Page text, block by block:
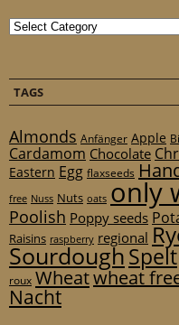
Categories
TAGS
Almonds Anfänger Apple
Cardamom Chocolate
Eastern Egg flaxseeds
free Nuss Nuts oats only
Poolish Poppy seeds
Raisins raspberry regional
SourdoughSpelt
roux Wheatwheat
Nacht